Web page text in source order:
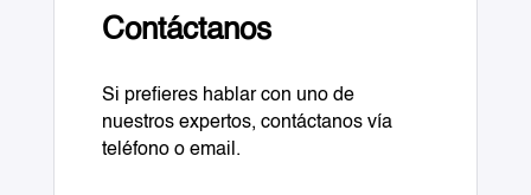
Contáctanos
Si prefieres hablar con uno de
nuestros expertos, contáctanos vía
teléfono o email.